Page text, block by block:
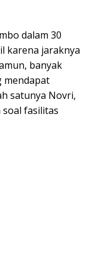
dalam 30
karena jaraknya
banyak
mendapat
satunya Novri,
fasilitas